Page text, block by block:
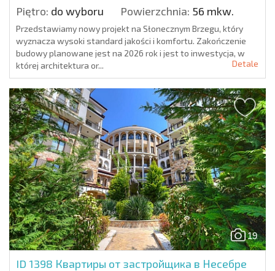
Piętro: do wyboru Powierzchnia: 56 mkw.
Przedstawiamy nowy projekt na Słonecznym Brzegu, który
wyznacza wysoki standard jakości i komfortu. Zakończenie
budowy planowane jest na 2026 rok i jest to inwestycja, w
której architektura or...
Detale
19
ID 1398 Квартиры от застройщика в Несебре